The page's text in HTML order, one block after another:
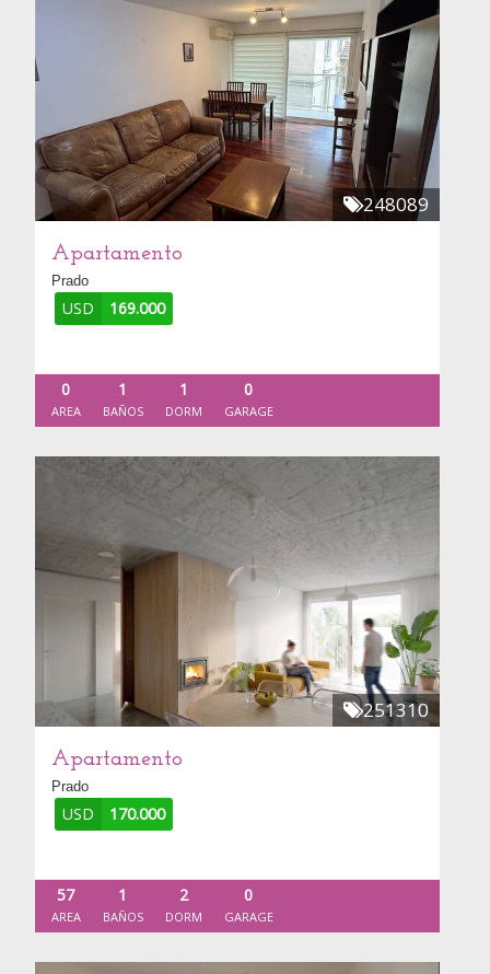
248089
Apartamento
Prado
USD 169.000
0
AREA
1
BAÑOS
1
DORM
0
GARAGE
251310
Apartamento
Prado
USD 170.000
57
AREA
1
BAÑOS
2
DORM
0
GARAGE